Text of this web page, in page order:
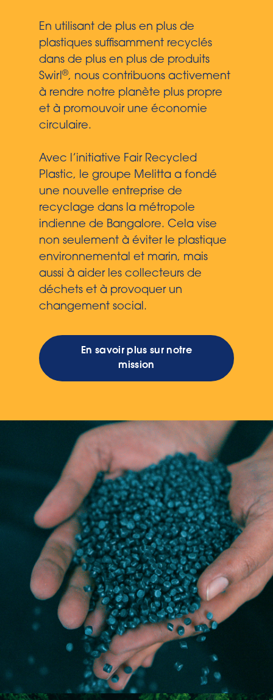
En utilisant de plus en plus de
plastiques suffisamment recyclés
dans de plus en plus de produits
Swirl®, nous contribuons activement
à rendre notre planète plus propre
et à promouvoir une économie
circulaire.
Avec l’initiative Fair Recycled
Plastic, le groupe Melitta a fondé
une nouvelle entreprise de
recyclage dans la métropole
indienne de Bangalore. Cela vise
non seulement à éviter le plastique
environnemental et marin, mais
aussi à aider les collecteurs de
déchets et à provoquer un
changement social.
En savoir plus sur notre
mission